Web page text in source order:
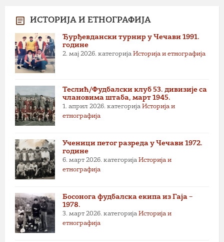
ИСТОРИЈА И ЕТНОГРАФИЈА
Ђурђевдански турнир у Чечави 1991.
године
2. мај 2026. категорија Историја и етнографија
Теслић/Фудбалски клуб 53. дивизије са
члановима штаба, март 1945.
1. април 2026. категорија Историја и
етнографија
Ученици петог разреда у Чечави 1972.
године
6. март 2026. категорија Историја и
етнографија
Босонога фудбалска екипа из Гаја –
1978.
3. март 2026. категорија Историја и
етнографија